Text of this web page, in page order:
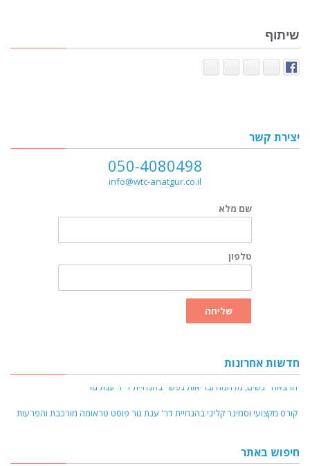
שיתוף
יצירת קשר
050-4080498
info@wtc-anatgur.co.il
שם מלא
טלפון
שליחה
חדשות אחרונות
הרצאה "נשים, מלחמה ובריאות נפש" בהנחיית ד"ר ענת גור
קורס מקצועי וסמינר קליני בהנחיית דר' ענת גור פוסט טראומה מורכבת והפרעות
קורס מקצועי והדרכה קלינית - טיפול בהפרעות אכילה על רקע פגיעות מיניות
חיפוש באתר